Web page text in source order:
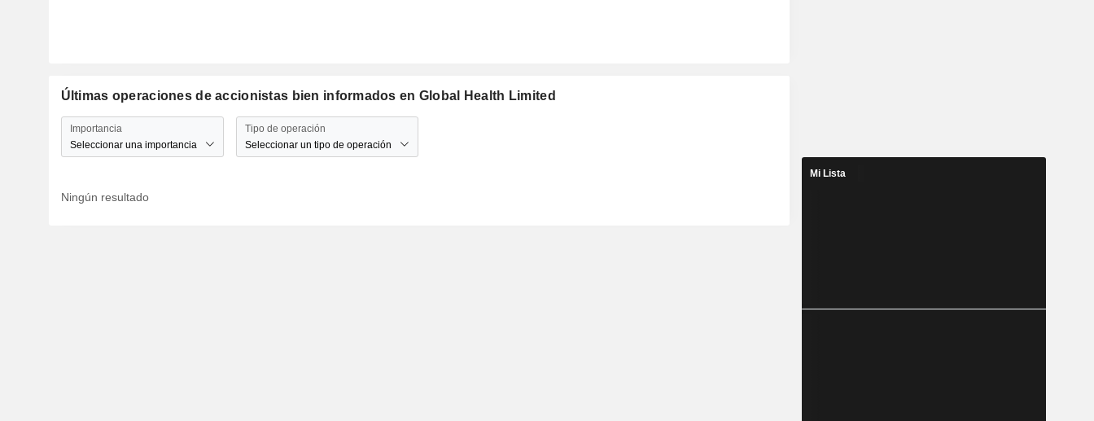
Últimas operaciones de accionistas bien informados en Global Health Limited
Importancia
Seleccionar una importancia
Tipo de operación
Seleccionar un tipo de operación
Ningún resultado
Mi Lista